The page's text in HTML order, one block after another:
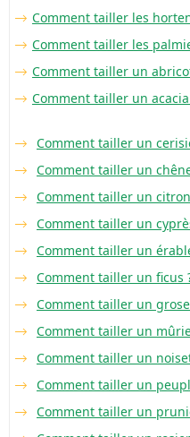
Comment tailler les
Comment tailler les
Comment tailler un
Comment tailler un acacia
Comment tailler un
Comment tailler un
Comment tailler un
Comment tailler un
Comment tailler un
Comment tailler un ficus
Comment tailler un
Comment tailler un
Comment tailler un
Comment tailler un
Comment tailler un